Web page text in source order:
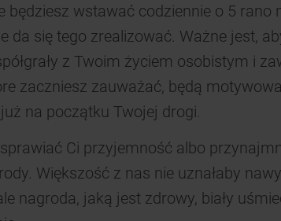
będziesz wstawać codziennie o 5 rano
da się tego zrealizować. Ważne jest,
z Twoim życiem osobistym i
zaczniesz zauważać, będą
na początku Twojej drogi.
Ci przyjemność albo
Większość z nas nie uznałaby
nagroda, jaką jest zdrowy, biały